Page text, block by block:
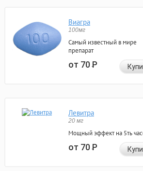
Виагра
100мг
Самый известный в мире
препарат
от 70Р
Левитра
20 мг
Мощный эффект на 5ть
от 70Р